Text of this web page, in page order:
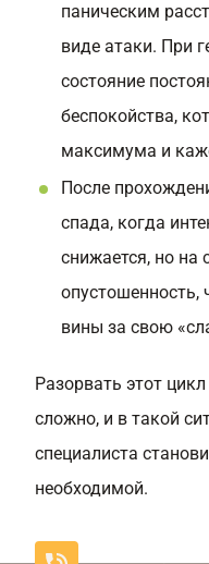
паническим
виде атаки. При
состояние
беспокойства,
максимума и
После
спада, когда
снижается, но на
опустошенность,
вины за свою
Разорвать этот
сложно, и в такой
специалиста
необходимой.